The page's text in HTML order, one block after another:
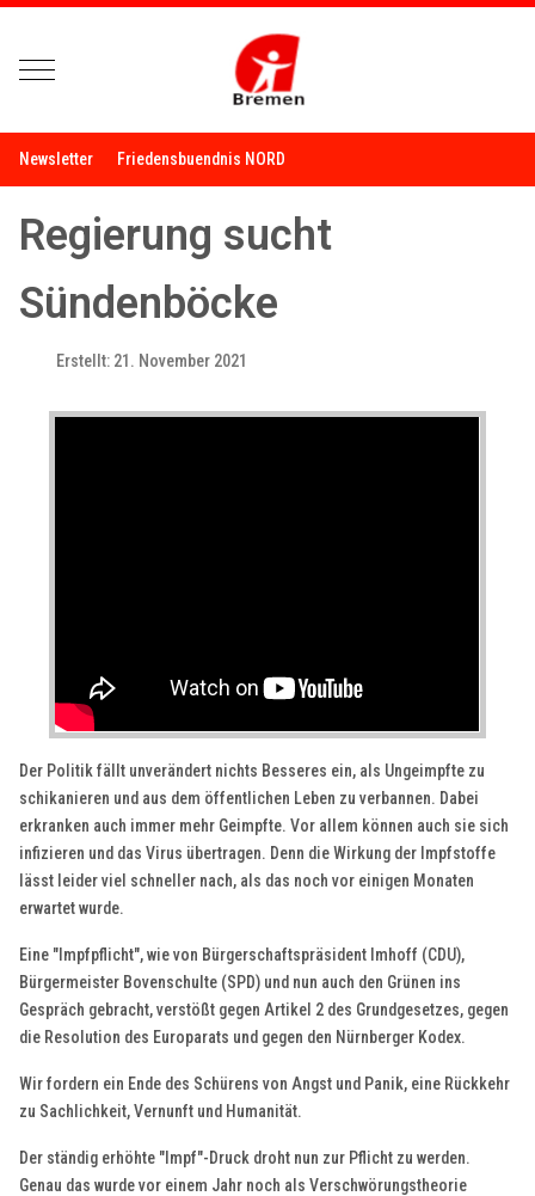
Mobile Menu Toggle
Newsletter Friedensbuendnis NORD
Regierung sucht
Sündenböcke
Erstellt: 21. November 2021
Der Politik fällt unverändert nichts Besseres ein, als Ungeimpfte zu
schikanieren und aus dem öffentlichen Leben zu verbannen. Dabei
erkranken auch immer mehr Geimpfte. Vor allem können auch sie sich
infizieren und das Virus übertragen. Denn die Wirkung der Impfstoffe
lässt leider viel schneller nach, als das noch vor einigen Monaten
erwartet wurde.
Eine "Impfpflicht", wie von Bürgerschaftspräsident Imhoff (CDU),
Bürgermeister Bovenschulte (SPD) und nun auch den Grünen ins
Gespräch gebracht, verstößt gegen Artikel 2 des Grundgesetzes, gegen
die Resolution des Europarats und gegen den Nürnberger Kodex.
Wir fordern ein Ende des Schürens von Angst und Panik, eine Rückkehr
zu Sachlichkeit, Vernunft und Humanität.
Der ständig erhöhte "Impf"-Druck droht nun zur Pflicht zu werden.
Genau das wurde vor einem Jahr noch als Verschwörungstheorie